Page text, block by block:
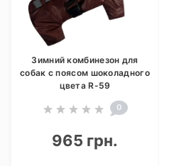
Зимний комбинезон для
собак с поясом шоколадного
цвета R-59
0
965 грн.